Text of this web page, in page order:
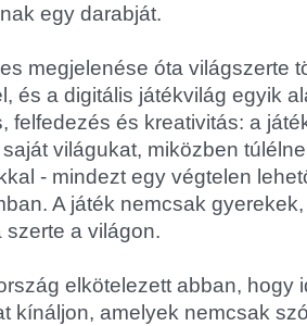
egy darabját.
megjelenése óta világszerte
és a digitális játékvilág egyik
felfedezés és kreativitás: a
világukat, miközben
- mindezt egy végtelen
A játék nemcsak
szerte a világon.
elkötelezett abban, hogy
kínáljon, amelyek nemcsak